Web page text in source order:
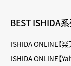
BEST ISHIDA
ISHIDA ONLINE【楽
ISHIDA ONLINE【